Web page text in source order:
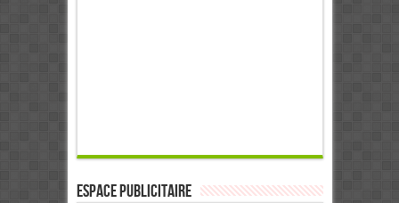
ESPACE PUBLICITAIRE